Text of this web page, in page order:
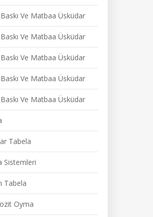
Ve Matbaa Üsküdar
Ve Matbaa Üsküdar
Ve Matbaa Üsküdar
Ve Matbaa Üsküdar
Ve Matbaa Üsküdar
Tabela
Sistemleri
Tabela
Oyma